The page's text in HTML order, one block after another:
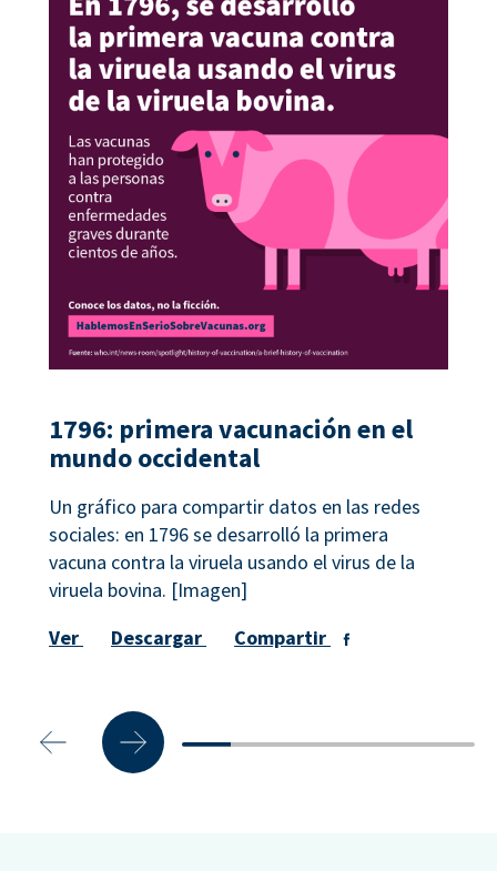
1796: primera vacunación en el
mundo occidental
Un gráfico para compartir datos en las redes
sociales: en 1796 se desarrolló la primera
vacuna contra la viruela usando el virus de la
viruela bovina. [Imagen]
Ver
Descargar Compartir